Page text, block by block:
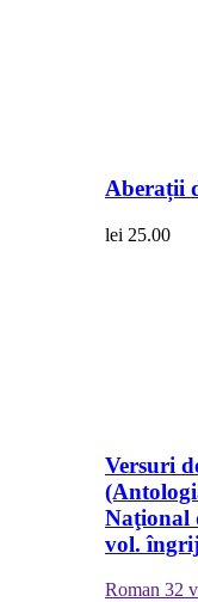
Aberații
lei 25.00
Versuri
Naţional
vol.
Roman 32